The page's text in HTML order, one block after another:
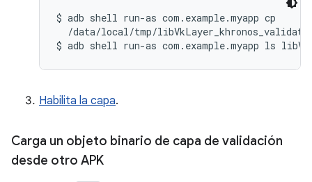
$ adb shell run-as com.example.myapp cp
/data/local/tmp/
Habilita la capa.
Carga un objeto binario de capa de validación
desde otro APK